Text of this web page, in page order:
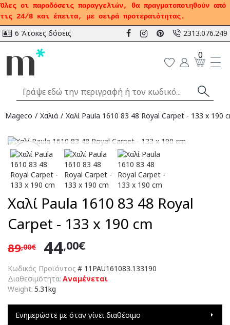
Όλες οι παραδόσεις παραγγελιών, θα πραγματοποιηθούν από
τις 24/8 και έπειτα, με σειρά προτεραιότητας.
6 Άτοκες δόσεις 2313.076.249
0
Mageco Χαλιά Χαλί Paula 1610 83 48 Royal Carpet - 133 x 190
-51% Αναμένεται
Χαλί Paula 1610 83 48 Royal
Carpet - 133 x 190 cm
Κωδικός Προϊόντος # 11PAU161083.133190
Διαθεσιμότητα: Αναμένεται
Weight: 5.31kg
44,00€
89,00€
Ενημερώστε με όταν γίνει διαθέσιμο